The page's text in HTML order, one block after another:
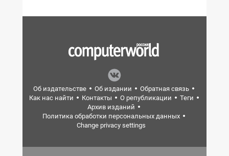
Об издательстве Об издании
Обратная связь
Как нас найти
Контакты О републикации
Теги
Архив изданий
Политика обработки персональных данных
Change privacy settings